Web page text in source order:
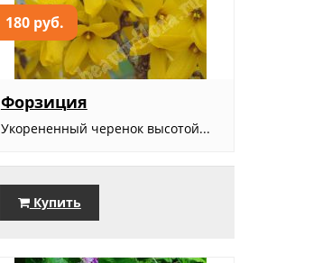
180 руб.
Форзиция
Укорененный черенок высотой...
Купить